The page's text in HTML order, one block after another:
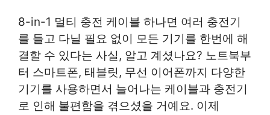
8-in-1 멀티 충전 케이블 하나면 여러 충전기
를 들고 다닐 필요 없이 모든 기기를 한번에 해
결할 수 있다는 사실, 알고 계셨나요? 노트북부
터 스마트폰, 태블릿, 무선 이어폰까지 다양한
기기를 사용하면서 늘어나는 케이블과 충전기
로 인해 불편함을 겪으셨을 거예요. 이제